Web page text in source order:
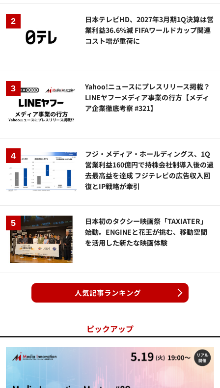
日本テレビHD、2027年3月期1Q決算は営
業利益36.6%減 FIFAワールドカップ関連
コスト増が重荷に
Yahoo!ニュースにプレスリリース掲載？
LINEヤフーメディア事業の行方【メディ
ア企業徹底考察 #321】
フジ・メディア・ホールディングス、1Q
営業利益160億円で持株会社制導入後の過
去最高益を達成 フジテレビの広告収入回
復とIP戦略が牽引
日本初のタクシー映画祭「TAXIATER」
始動。ENGINEと花王が挑む、移動空間
を活用した新たな映画体験
人気記事ランキング
ピックアップ